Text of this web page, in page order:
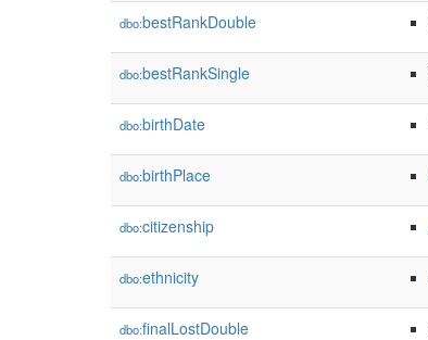
dbo:bestRankDouble
dbo:bestRankSingle
dbo:birthDate
dbo:birthPlace
dbo:citizenship
dbo:ethnicity
dbo:finalLostDouble